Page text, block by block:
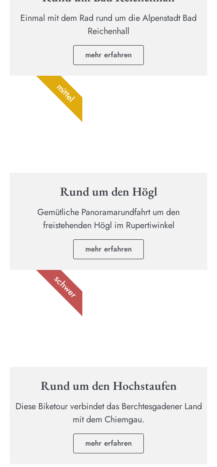
Einmal mit dem Rad rund um die Alpenstadt Bad
Reichenhall
mehr erfahren
Rund um den Högl
Gemütliche Panoramarundfahrt um den
freistehenden Högl im Rupertiwinkel
mehr erfahren
mittel
Rund um den Hochstaufen
Diese Biketour verbindet das Berchtesgadener Land
mit dem Chiemgau.
mehr erfahren
schwer